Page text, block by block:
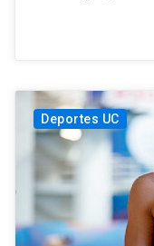
Deportes UC